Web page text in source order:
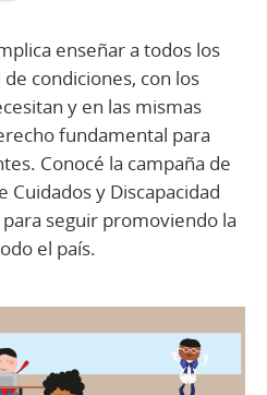
enseñar a todos los
condiciones, con los
y en las mismas
fundamental para
Conocé la campaña de
Cuidados y Discapacidad
para seguir promoviendo la
el país.